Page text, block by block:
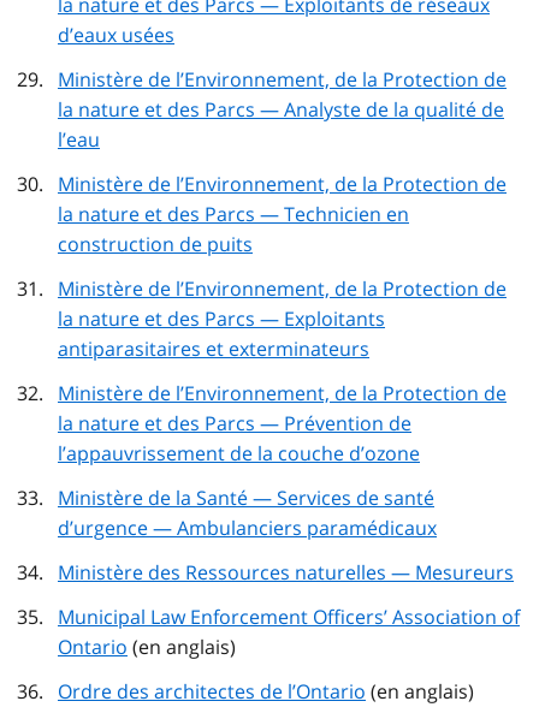
d’eaux usées
Ministère de l’Environnement, de la Protection de
la nature et des Parcs — Analyste de la qualité de
l’eau
Ministère de l’Environnement, de la Protection de
la nature et des Parcs — Technicien en
construction de puits
Ministère de l’Environnement, de la Protection de
la nature et des Parcs — Exploitants
antiparasitaires et exterminateurs
Ministère de l’Environnement, de la Protection de
la nature et des Parcs — Prévention de
l’appauvrissement de la couche d’ozone
Ministère de la Santé — Services de santé
d’urgence — Ambulanciers paramédicaux
Ministère des Ressources naturelles — Mesureurs
Municipal Law Enforcement Officers’ Association of
Ontario (en anglais)
Ordre des architectes de l’Ontario (en anglais)